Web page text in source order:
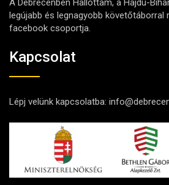
A Debrecenben Hallottam, a Hajdú-
legújabb és legnagyobb követőtáborral
facebook csoportja.
Kapcsolat
Lépj velünk kapcsolatba: